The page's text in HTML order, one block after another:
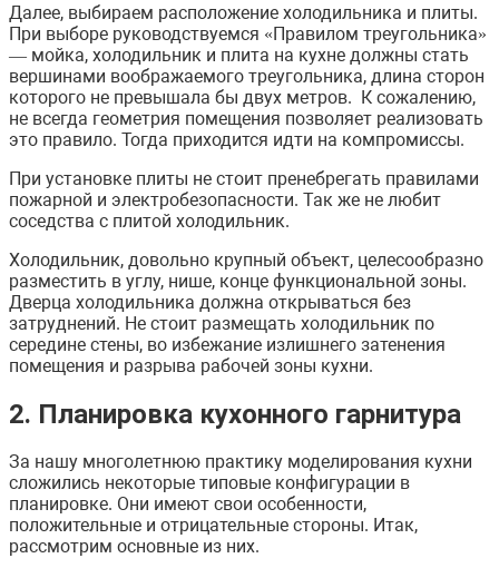
Далее, выбираем расположение холодильника и плиты.
При выборе руководствуемся «Правилом треугольника»
— мойка, холодильник и плита на кухне должны стать
вершинами воображаемого треугольника, длина сторон
которого не превышала бы двух метров. К сожалению,
не всегда геометрия помещения позволяет реализовать
это правило. Тогда приходится идти на компромиссы.
При установке плиты не стоит пренебрегать правилами
пожарной и электробезопасности. Так же не любит
соседства с плитой холодильник.
Холодильник, довольно крупный объект, целесообразно
разместить в углу, нише, конце функциональной зоны.
Дверца холодильника должна открываться без
затруднений. Не стоит размещать холодильник по
середине стены, во избежание излишнего затенения
помещения и разрыва рабочей зоны кухни.
2. Планировка кухонного гарнитура
За нашу многолетнюю практику моделирования кухни
сложились некоторые типовые конфигурации в
планировке. Они имеют свои особенности,
положительные и отрицательные стороны. Итак,
рассмотрим основные из них.